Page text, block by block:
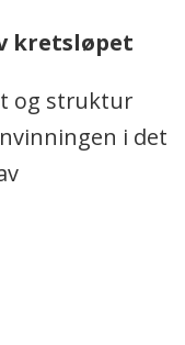
kretsløpet
og struktur
i det